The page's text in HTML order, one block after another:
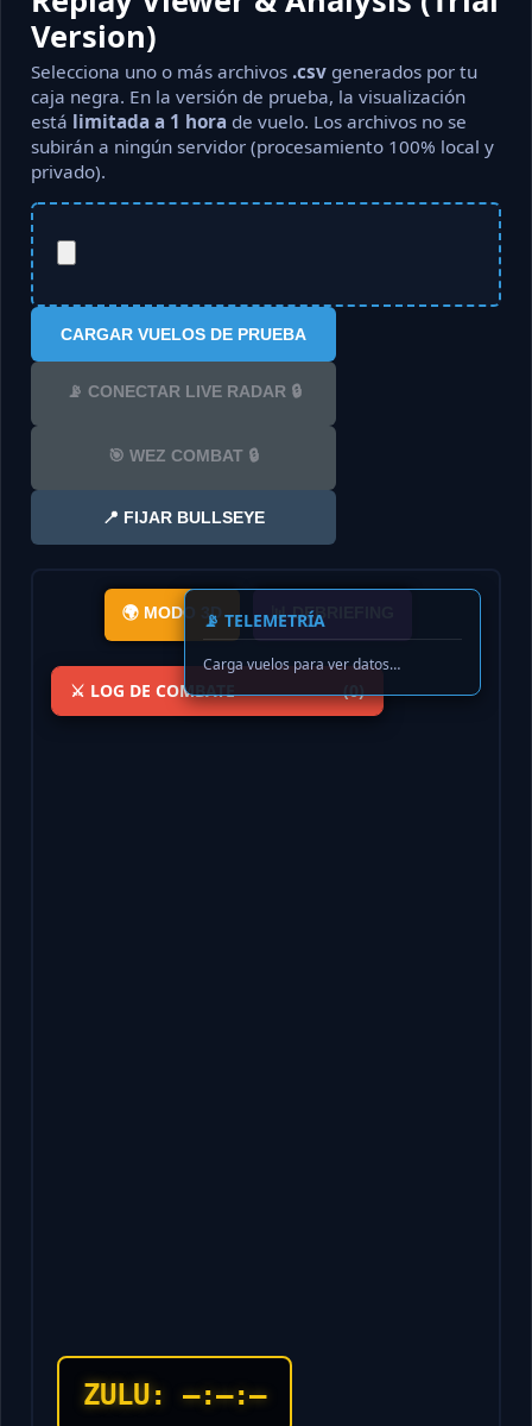
Version)
Selecciona uno o más archivos .csv generados por tu
caja negra. En la versión de prueba, la visualización
está limitada a 1 hora de vuelo. Los archivos no se
subirán a ningún servidor (procesamiento 100% local y
privado).
CARGAR VUELOS DE PRUEBA
📡 CONECTAR LIVE RADAR 🔒
🎯 WEZ COMBAT 🔒
📍 FIJAR BULLSEYE
🌍 MODO 3D 📊 DEBRIEFING
⚔️ LOG DE COMBATE (0)
ZULU: –:–:–
📡 TELEMETRÍA
Carga vuelos para ver datos…